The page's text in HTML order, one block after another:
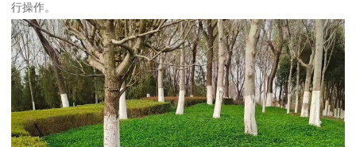
行操作。